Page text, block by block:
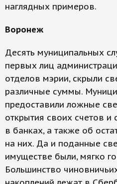
наглядных примеров.
Воронеж
Десять муниципальных
первых лиц
отделов мэрии, скрыли
различные суммы.
предоставили ложные
открытия своих счетов и
в банках, а также об
на них. Да и поданные
имуществе были, мягко
Большинство